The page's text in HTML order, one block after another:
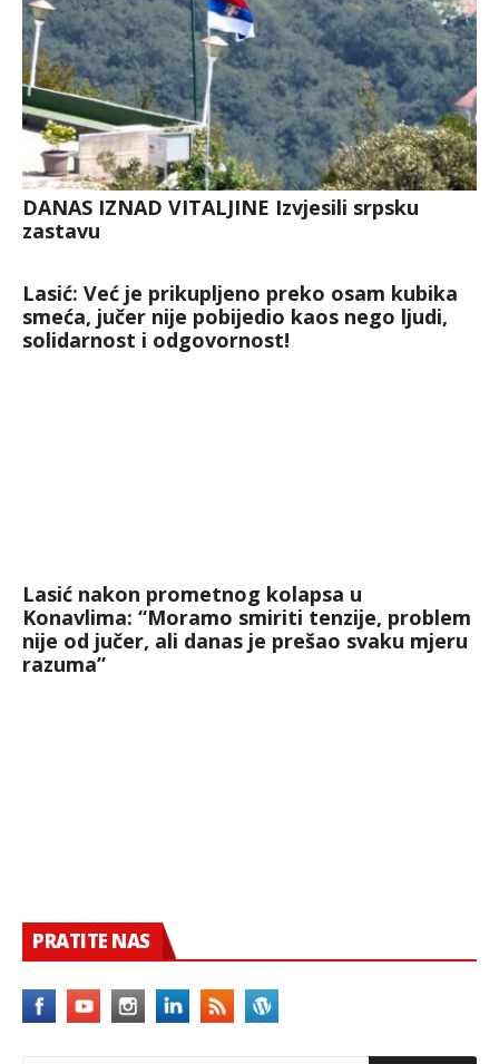
DANAS IZNAD VITALJINE Izvjesili srpsku
zastavu
Lasić: Već je prikupljeno preko osam kubika
smeća, jučer nije pobijedio kaos nego ljudi,
solidarnost i odgovornost!
Lasić nakon prometnog kolapsa u
Konavlima: “Moramo smiriti tenzije, problem
nije od jučer, ali danas je prešao svaku mjeru
razuma”
PRATITE NAS